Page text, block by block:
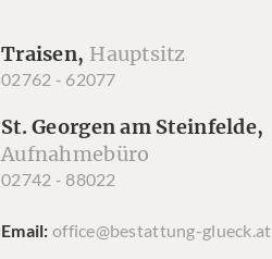
Traisen, Hauptsitz
02762 - 62077
St. Georgen am Steinfelde,
Aufnahmebüro
02742 - 88022
Email office@bestattung-glueck.at